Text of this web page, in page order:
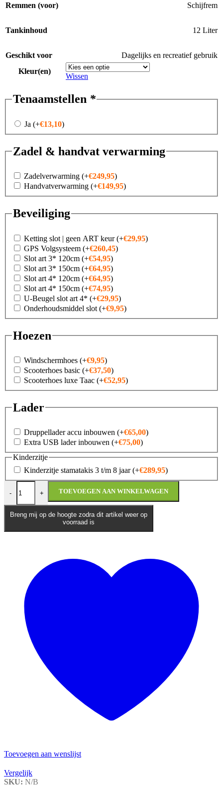
Remmen (voor) Schijfrem
Tankinhoud 12 Liter
Geschikt voor
Dagelijks en recreatief gebruik
Kleur(en)
Wissen
Tenaamstellen *
Ja (+€13,10)
Zadel & handvat verwarming
Zadelverwarming (+€249,95)
Handvatverwarming (+€149,95)
Beveiliging
Ketting slot | geen ART keur(+€29,95)
GPS Volgsysteem (+€260,45)
Slot art 3* 120cm (+€54,95)
Slot art 3* 150cm (+€64,95)
Slot art 4* 120cm (+€64,95)
Slot art 4* 150cm (+€74,95)
U-Beugel slot art 4* (+€29,95)
Onderhoudsmiddel slot (+€9,95)
Hoezen
Windschermhoes (+€9,95)
Scooterhoes basic (+€37,50)
Scooterhoes luxe Taac (+€52,95)
Lader
Druppellader accu inbouwen (+€65,00)
Extra USB lader inbouwen (+€75,00)
Kinderzitje
Kinderzitje stamatakis 3 t/m 8 jaar(+€289,95)
-
Vespa Primavera 125 MY26 | ZELF SAMENSTELLEN aantal
+ TOEVOEGEN AAN WINKELWAGEN
Breng mij op de hoogte zodra dit artikel weer op
voorraad is
Toevoegen aan wenslijst
Vergelijk
SKU: N/B